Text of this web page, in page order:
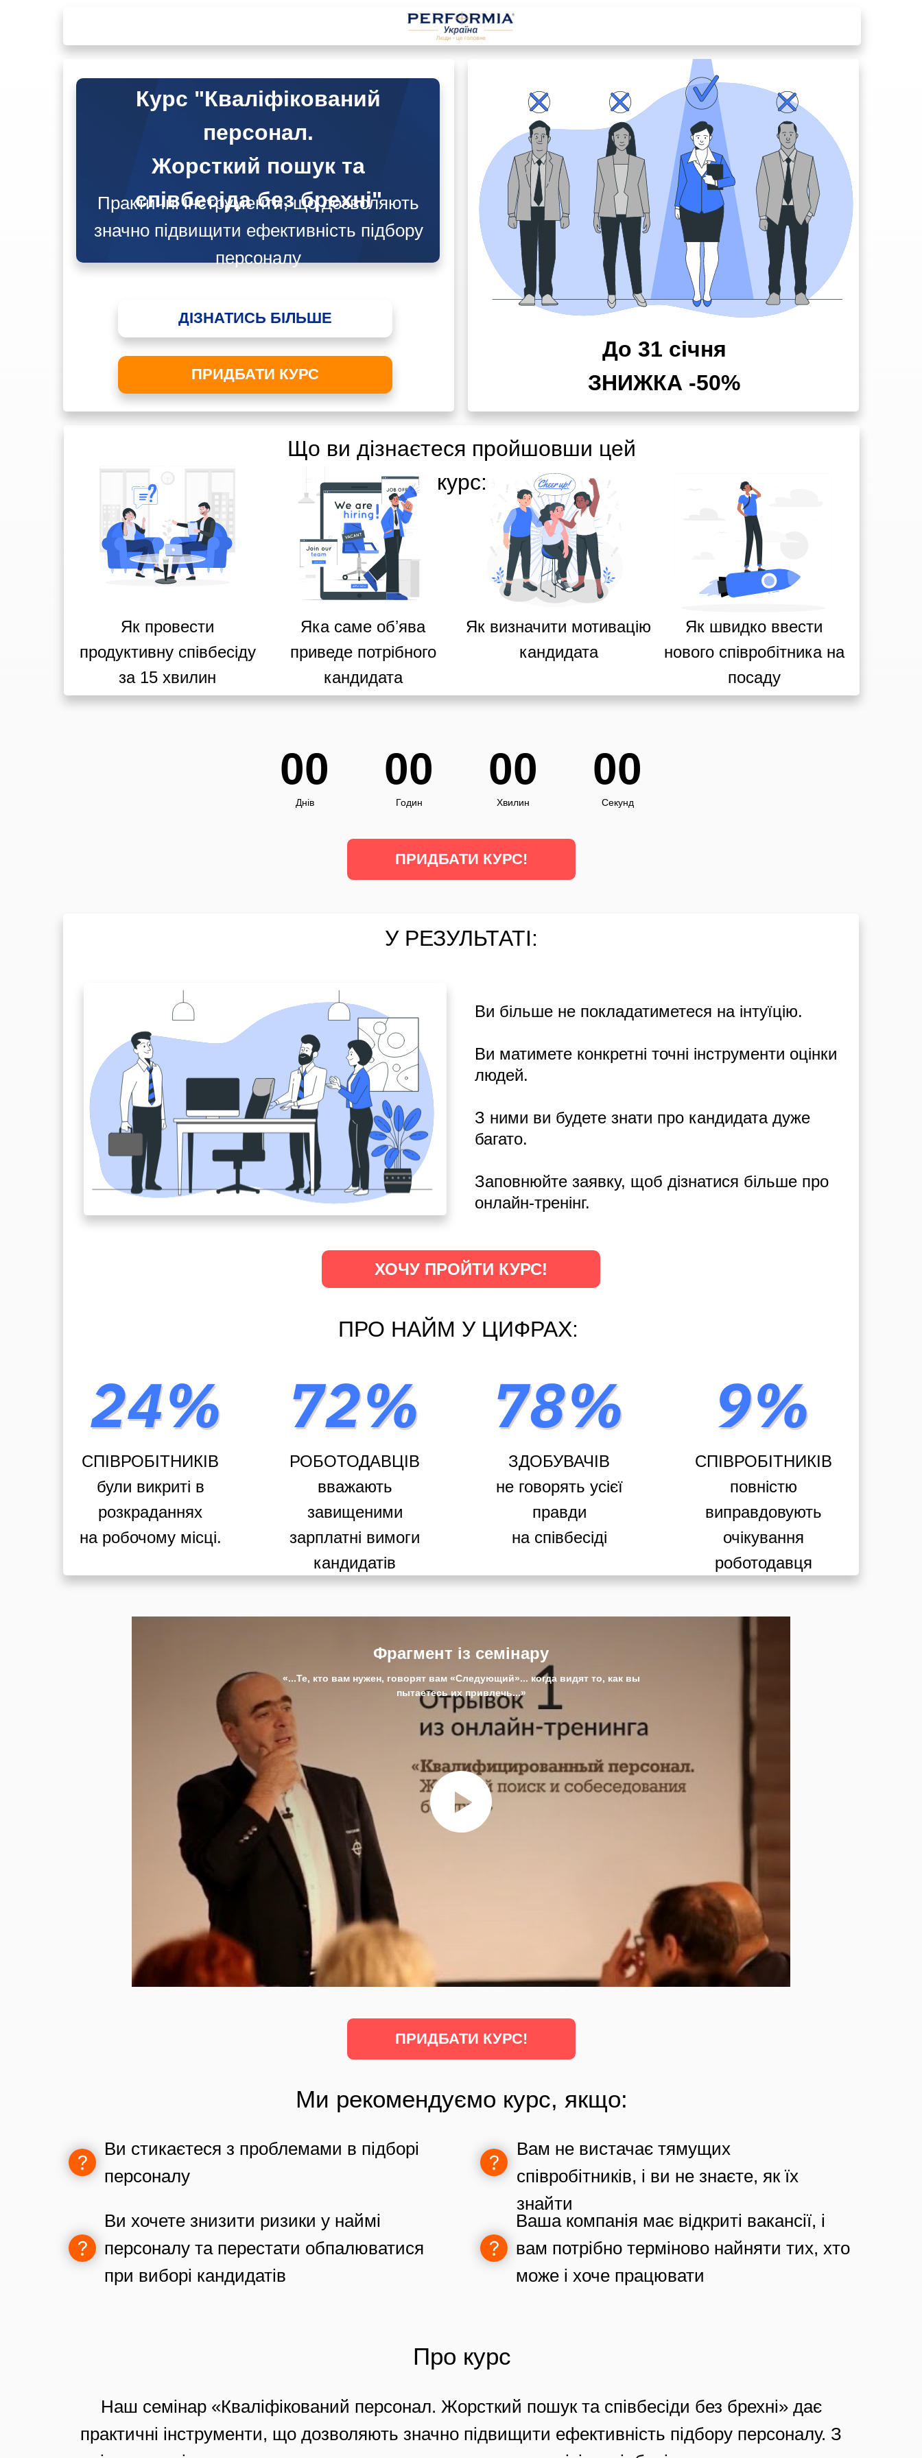
Курс "Кваліфікований
персонал.
Жорсткий пошук та
співбесіда без брехні"
Практичні інструменти, що дозволяють
значно підвищити ефективність підбору
персоналу
ДІЗНАТИСЬ БІЛЬШЕ
ПРИДБАТИ КУРС
До 31 січня
ЗНИЖКА -50%
Що ви дізнаєтеся пройшовши цей
курс:
Як провести
продуктивну співбесіду
за 15 хвилин
Яка саме обʼява
приведе потрібного
кандидата
Як визначити мотивацію
кандидата
Як швидко ввести
нового співробітника на
посаду
00
Днів
00
Годин
00
Хвилин
00
Секунд
ПРИДБАТИ КУРС!
У РЕЗУЛЬТАТІ:
СПІВРОБІТНИКІВ
були викриті в
розкраданнях
на робочому місці.
РОБОТОДАВЦІВ
вважають
завищеними
зарплатні вимоги
кандидатів
ЗДОБУВАЧІВ
не говорять усієї
правди
на співбесіді
Ви більше не покладатиметеся на інтуїцію.
Ви матимете конкретні точні інструменти оцінки
людей.
З ними ви будете знати про кандидата дуже
багато.
Заповнюйте заявку, щоб дізнатися більше про
онлайн-тренінг.
ХОЧУ ПРОЙТИ КУРС!
ПРО НАЙМ У ЦИФРАХ:
СПІВРОБІТНИКІВ
повністю
виправдовують
очікування
роботодавця
Фрагмент із семінару
«...Те, кто вам нужен, говорят вам «Следующий»... когда видят то, как вы
пытаетесь их привлечь...»
ПРИДБАТИ КУРС!
Про курс
Ви стикаєтеся з проблемами в підборі
персоналу
Наш семінар «Кваліфікований персонал. Жорсткий пошук та співбесіди без брехні» дає
практичні інструменти, що дозволяють значно підвищити ефективність підбору персоналу. З
Ми рекомендуємо курс, якщо:
Ваша компанія має відкриті вакансії, і
вам потрібно терміново найняти тих, хто
може і хоче працювати
Ви хочете знизити ризики у наймі
персоналу та перестати обпалюватися
при виборі кандидатів
Вам не вистачає тямущих
співробітників, і ви не знаєте, як їх
знайти